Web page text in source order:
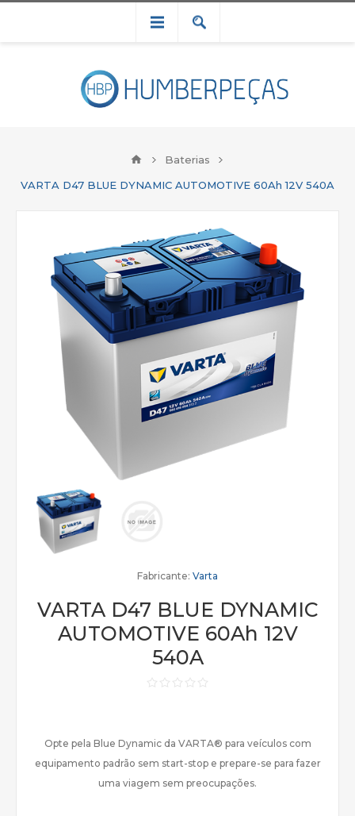
Baterias
VARTA D47 BLUE DYNAMIC AUTOMOTIVE 60Ah 12V 540A
Fabricante: Varta
VARTA D47 BLUE DYNAMIC
AUTOMOTIVE 60Ah 12V
540A
Opte pela Blue Dynamic da VARTA® para veículos com
equipamento padrão sem start-stop e prepare-se para fazer
uma viagem sem preocupações.